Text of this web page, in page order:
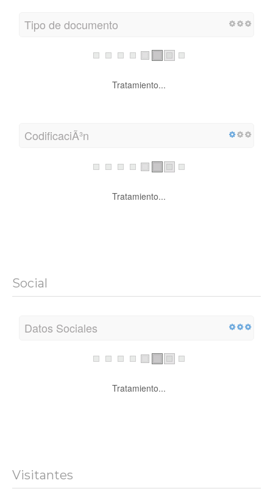
Tipo de documento
Tratamiento...
CodificaciÃ³n
Tratamiento...
Social
Datos Sociales
Tratamiento...
Visitantes